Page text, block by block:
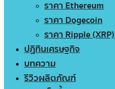
ราคา Ethereum
ราคา Dogecoin
ราคา Ripple (XRP)
ปฏิทินเศรษฐกิจ
บทความ
รีวิวผลิตภัณฑ์